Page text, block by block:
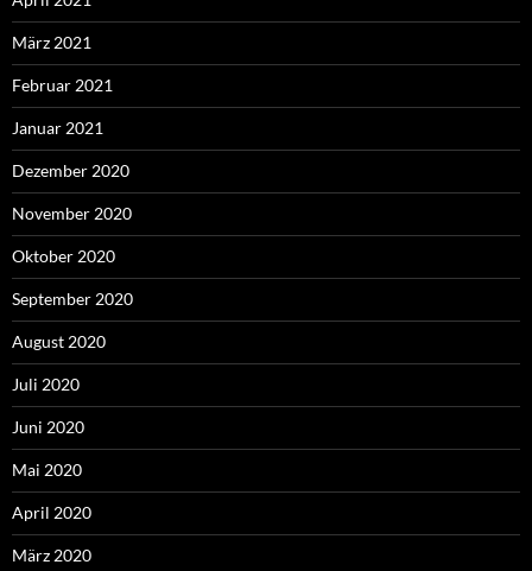
März 2021
Februar 2021
Januar 2021
Dezember 2020
November 2020
Oktober 2020
September 2020
August 2020
Juli 2020
Juni 2020
Mai 2020
April 2020
März 2020